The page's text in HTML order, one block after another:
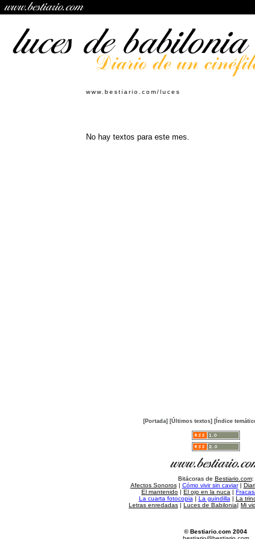
www.bestiario.com/luces
No hay textos para este mes.
[Portada] [Últimos textos] [Índice
Bitácoras de Bestiario.com:
Afectos Sonoros| Cómo vivir sin caviar|
El mantenido | El ojo en la nuca |
La cuarta fotocopia | La guindilla | La
Letras enredadas | Luces de Babilonia| Mi
© Bestiario.com 2004